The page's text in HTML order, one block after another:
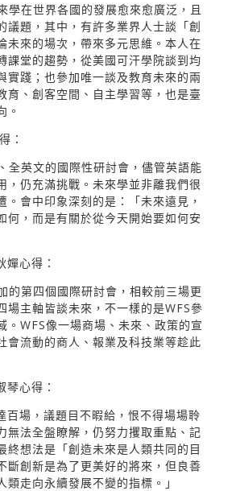
學在世界各國的發展愈來愈廣泛，且
議題，其中，有許多業界人士談「創
未來的場次，帶來多元思維。本人在
課堂的趨勢，從美國可汗學院談到均
實踐；也參加唯一談及教育未來的兩
育、創客空間、自主學習等，也是臺
。
：
全英文的國際性研討會，儘管英語能
，仍充滿挑戰。未來學並非離我們很
。會中印象深刻的是：「未來遠見，
何，而是有關於從今天開始要如何安
嬋心得：
的第四個國際研討會，相較前三場更
場主軸皆談未來，不一樣的是WFS參
。WFS像一場商場、未來、政策的宣
會流動的商人、報業及科技業等趁此
琴心得：
百場，議題目不暇給，恨不得場場聆
無法全盤瞭解，仍努力攫取重點、記
終想法是「創造未來是人類共同的目
斷創新是為了更美好的將來，但良善
類走向永續發展不變的指標。」